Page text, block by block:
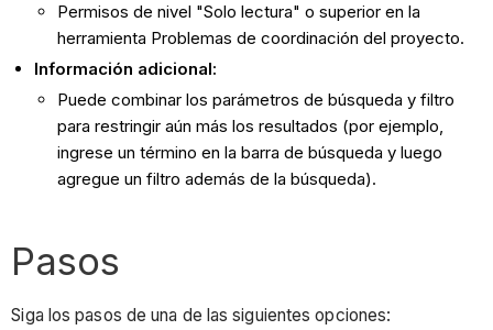
Permisos de nivel "Solo lectura" o superior en la
herramienta Problemas de coordinación del proyecto.
Información adicional:
Puede combinar los parámetros de búsqueda y filtro
para restringir aún más los resultados (por ejemplo,
ingrese un término en la barra de búsqueda y luego
agregue un filtro además de la búsqueda).
Pasos
Siga los pasos de una de las siguientes opciones: